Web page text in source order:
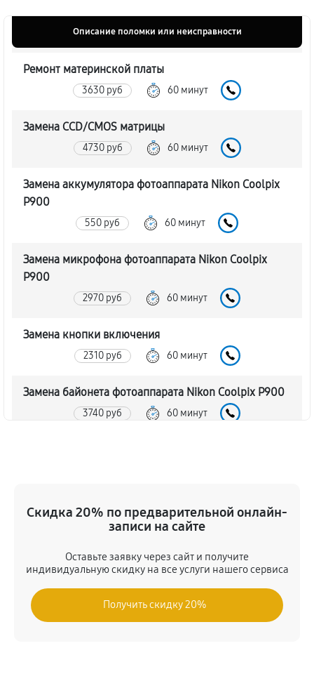
Описание поломки или неисправности
Ремонт материнской платы
3630 руб 60 минут
Замена CCD/CMOS матрицы
4730 руб 60 минут
Замена аккумулятора фотоаппарата Nikon Coolpix
P900
550 руб 60 минут
Замена микрофона фотоаппарата Nikon Coolpix
P900
2970 руб 60 минут
Замена кнопки включения
2310 руб 60 минут
Замена байонета фотоаппарата Nikon Coolpix P900
3740 руб 60 минут
Устранение битых пикселей на CCD/CMOS матрице
4290 руб 60 минут
Замена платы отсека карты памяти
4180 руб 60 минут
Замена материнской платы
Скидка 20% по предварительной онлайн-
записи на сайте
Оставьте заявку через сайт и получите
индивидуальную скидку на все услуги нашего сервиса
Получить скидку 20%